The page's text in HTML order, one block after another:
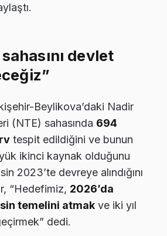
devlet
Beylikova’daki Nadir
(NTE) sahasında 694
tespit edildiğini ve bunun
ikinci kaynak olduğunu
2023’te devreye alındığını
“Hedefimiz, 2026’da
temelini atmak ve iki yıl
dedi.